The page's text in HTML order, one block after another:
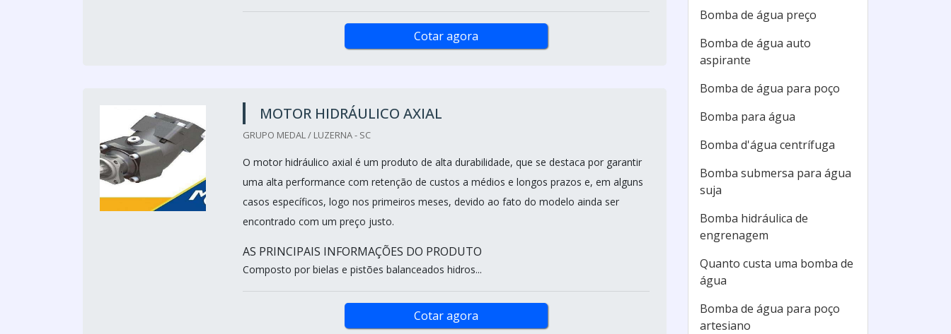
Cotar agora
MOTOR HIDRÁULICO AXIAL
GRUPO MEDAL / LUZERNA - SC
O motor hidráulico axial é um produto de alta durabilidade, que se destaca por garantir
uma alta performance com retenção de custos a médios e longos prazos e, em alguns
casos específicos, logo nos primeiros meses, devido ao fato do modelo ainda ser
encontrado com um preço justo.
AS PRINCIPAIS INFORMAÇÕES DO PRODUTO
Composto por bielas e pistões balanceados hidros...
Cotar agora
Bomba de água preço
Bomba de água auto
aspirante
Bomba de água para poço
Bomba para água
Bomba d'água centrífuga
Bomba submersa para água
suja
Bomba hidráulica de
engrenagem
Quanto custa uma bomba de
água
Bomba de água para poço
artesiano